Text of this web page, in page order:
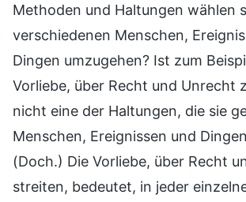
Methoden und Haltungen wählen
verschiedenen Menschen,
Dingen umzugehen? Ist zum
Vorliebe, über Recht und Unrecht
nicht eine der Haltungen, die sie
Menschen, Ereignissen und
(Doch.) Die Vorliebe, über Recht
streiten, bedeutet, in jeder